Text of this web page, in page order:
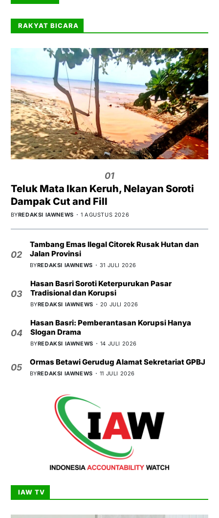
RAKYAT BICARA
01
Teluk Mata Ikan Keruh, Nelayan Soroti
Dampak Cut and Fill
BYREDAKSI IAWNEWS 1 AGUSTUS 2026
02
Tambang Emas Ilegal Citorek Rusak Hutan dan
Jalan Provinsi
BYREDAKSI IAWNEWS 31 JULI 2026
03
Hasan Basri Soroti Keterpurukan Pasar
Tradisional dan Korupsi
BYREDAKSI IAWNEWS 20 JULI 2026
04
Hasan Basri: Pemberantasan Korupsi Hanya
Slogan Drama
BYREDAKSI IAWNEWS 14 JULI 2026
05
Ormas Betawi Gerudug Alamat Sekretariat GPBJ
BYREDAKSI IAWNEWS 11 JULI 2026
IAW TV